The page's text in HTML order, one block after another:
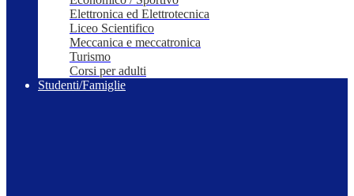
Elettronica ed Elettrotecnica
Liceo Scientifico
Meccanica e meccatronica
Turismo
Corsi per adulti
Studenti/Famiglie